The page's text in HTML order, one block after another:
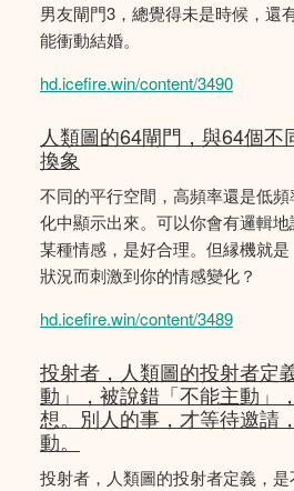
男友閘門3，總覺得未是時候，還
能衝動結婚。
hd.icefire.win/content/3490
人類圖的64閘門，與64個不
換象
不同的平行空間，高頻率還是低
化中顯示出來。可以你會有邏輯
某種情感，是好合理。但縁機就
狀況而刺激到你的情感變化？
hd.icefire.win/content/3489
投射者，人類圖的投射者定
動」，被說錯「不能主動」
想。別人的事，才等待邀請
動。
投射者，人類圖的投射者定義，